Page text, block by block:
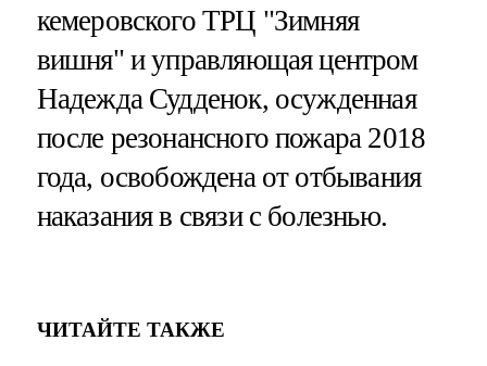
кемеровского ТРЦ "Зимняя
вишня" и управляющая центром
Надежда Судденок, осужденная
после резонансного пожара 2018
года, освобождена от отбывания
наказания в связи с болезнью.
ЧИТАЙТЕ ТАКЖЕ